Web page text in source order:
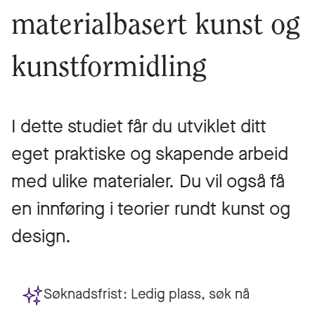
materialbasert kunst og
kunstformidling
I dette studiet får du utviklet ditt
eget praktiske og skapende arbeid
med ulike materialer. Du vil også få
en innføring i teorier rundt kunst og
design.
Søknadsfrist: Ledig plass, søk nå